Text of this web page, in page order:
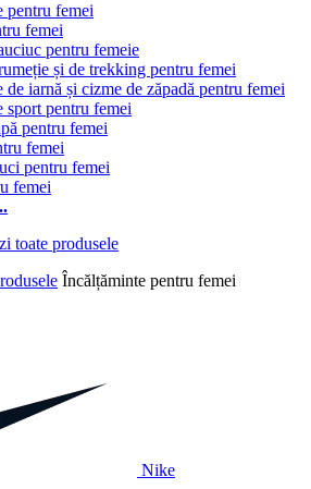
pentru femei
femei
pentru femeie
și de trekking pentru femei
de iarnă și cizme de zăpadă pentru femei
sport pentru femei
pentru femei
femei
pentru femei
femei
Încălțăminte pentru femei
Nike